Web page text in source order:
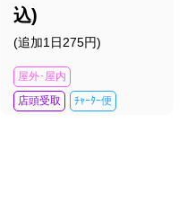
込)
(追加1日275円)
屋外･屋内
店頭受取
ﾁｬｰﾀｰ便